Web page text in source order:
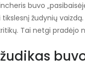
buvo
žudynių vaizdą.
Tai netgi pradėjo